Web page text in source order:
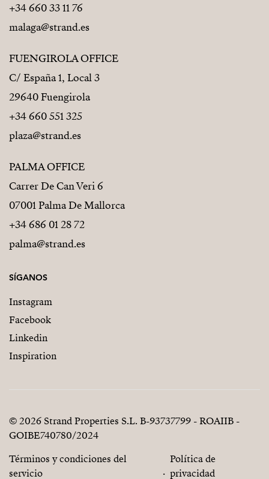
+34 660 33 11 76
malaga@strand.es
FUENGIROLA OFFICE
C/ España 1, Local 3
29640 Fuengirola
+34 660 551 325
plaza@strand.es
PALMA OFFICE
Carrer De Can Veri 6
07001 Palma De Mallorca
+34 686 01 28 72
palma@strand.es
SÍGANOS
Instagram
Facebook
Linkedin
Inspiration
© 2026 Strand Properties S.L. B-93737799 - ROAIIB -
GOIBE740780/2024
Términos y condiciones del
servicio
Política de
privacidad